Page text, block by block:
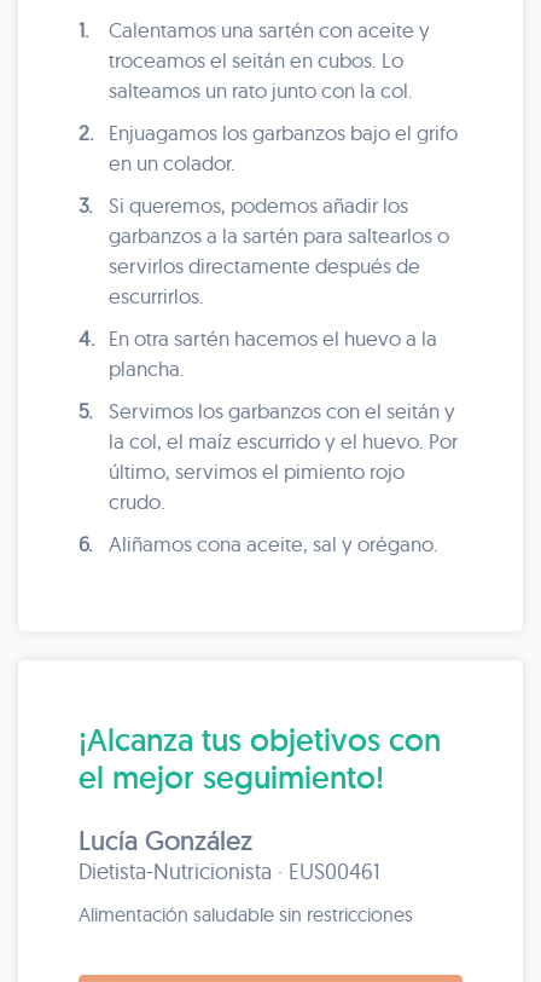
1.
Calentamos una sartén con aceite y
troceamos el seitán en cubos. Lo
salteamos un rato junto con la col.
2.
Enjuagamos los garbanzos bajo el grifo
en un colador.
3.
Si queremos, podemos añadir los
garbanzos a la sartén para saltearlos o
servirlos directamente después de
escurrirlos.
4.
En otra sartén hacemos el huevo a la
plancha.
5.
Servimos los garbanzos con el seitán y
la col, el maíz escurrido y el huevo. Por
último, servimos el pimiento rojo
crudo.
6.
Aliñamos cona aceite, sal y orégano.
¡Alcanza tus objetivos con
el mejor seguimiento!
Lucía González
Dietista-Nutricionista · EUS00461
Alimentación saludable sin restricciones